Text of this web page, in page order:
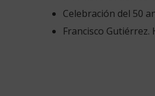
Celebración del 50
Francisco Gutiérrez.